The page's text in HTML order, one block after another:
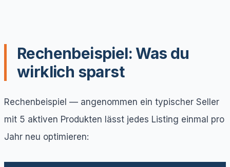
Rechenbeispiel: Was du
wirklich sparst
Rechenbeispiel — angenommen ein typischer Seller
mit 5 aktiven Produkten lässt jedes Listing einmal pro
Jahr neu optimieren: